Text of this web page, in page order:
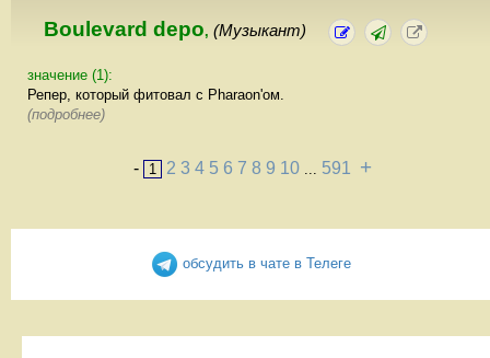
Boulevard depo, (Музыкант)
значение (1):
Репер, который фитовал с Pharaon'ом.
(подробнее)
- 1 2 3 4 5 6 7 8 9 10 591 +
обсудить в чате в Телеге